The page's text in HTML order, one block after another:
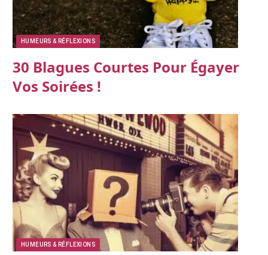
HUMEURS & RÉFLEXIONS
30 Blagues Courtes Pour Égayer
Vos Soirées !
HUMEURS & RÉFLEXIONS